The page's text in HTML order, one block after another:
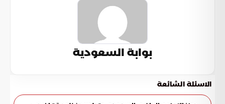
بوابة السعودية
الاسئلة الشائعة